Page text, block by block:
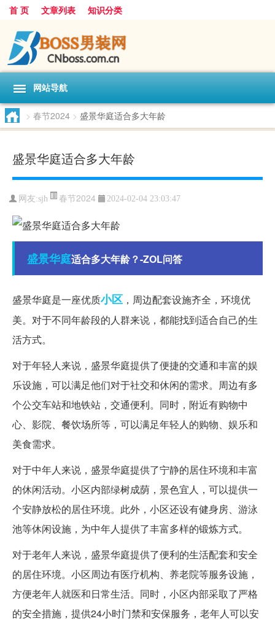
首 页 文章列表 知识分类
网站导航
> 春节2024 > 盛景华庭适合多大年龄
盛景华庭适合多大年龄
网友:sjh 春节2024 2024-02-04 23:03:47
盛景华庭适合多大年龄？-ZOL问答
盛景华庭是一座优质小区 ，周边配套设施齐全，环境优
美。对于不同年龄段的人群来说，都能找到适合自己的生
活方式。
对于年轻人来说，盛景华庭提供了便捷的交通和丰富的娱
乐设施，可以满足他们对于社交和休闲的需求。周边有多
个公交车站和地铁站，交通便利。同时，附近有购物中
心、影院、餐饮场所等，可以满足年轻人的购物、娱乐和
美食需求。
对于中年人来说，盛景华庭提供了宁静的居住环境和丰富
的休闲活动。小区内部绿树成荫，景色宜人，可以提供一
个安静放松的居住环境。此外，小区还设有健身房、游泳
池等休闲设施，为中年人提供了丰富多样的锻炼方式。
对于老年人来说，盛景华庭提供了便利的生活配套和安全
的居住环境。小区周边有医疗机构、养老院等服务设施，
方便老年人就医和日常生活。同时，小区内部采取了严格
的安全措施，提供24小时门禁和安保服务，老年人可以安